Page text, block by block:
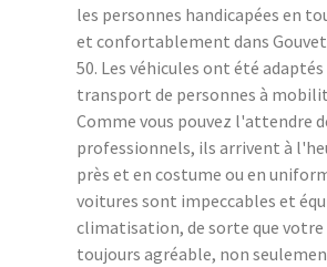
les personnes handicapées en
et confortablement dans
50. Les véhicules ont été
transport de personnes à
Comme vous pouvez l'attendre
professionnels, ils arrivent à
près et en costume ou en
voitures sont impeccables et
climatisation, de sorte que
toujours agréable, non